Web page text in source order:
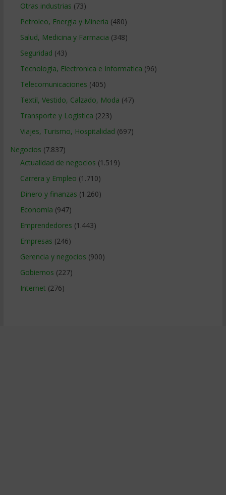
Otras industrias (73)
Petroleo, Energia y Mineria (480)
Salud, Medicina y Farmacia (348)
Seguridad (43)
Tecnologia, Electronica e Informatica (96)
Telecomunicaciones (405)
Textil, Vestido, Calzado, Moda (47)
Transporte y Logistica (223)
Viajes, Turismo, Hospitalidad (697)
Negocios (7.837)
Actualidad de negocios (1.519)
Carrera y Empleo (1.710)
Dinero y finanzas (1.260)
Economía (947)
Emprendedores (1.443)
Empresas (246)
Gerencia y negocios (900)
Gobiernos (227)
Internet (276)